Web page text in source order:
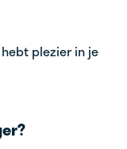
plezier in je